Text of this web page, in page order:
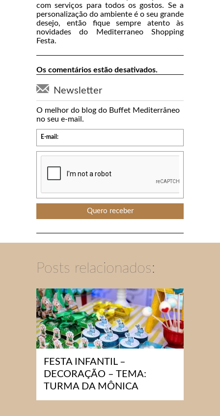
com serviços para todos os gostos. Se a
personalização do ambiente é o seu grande
desejo, então fique sempre atento às
novidades do Mediterraneo Shopping
Festa.
Os comentários estão desativados.
Newsletter
O melhor do blog do Buffet Mediterrâneo
no seu e-mail.
E-mail:
Posts relacionados:
FESTA INFANTIL –
DECORAÇÃO – TEMA:
TURMA DA MÔNICA